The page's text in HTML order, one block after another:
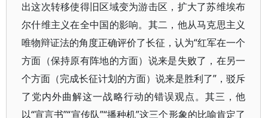
出这次转移使得旧区域变为游击区，扩大了苏维埃布
尔什维主义在全中国的影响。其二，他从马克思主义
唯物辩证法的角度正确评价了长征，认为“红军在一个
方面（保持原有阵地的方面）说来是失败了，在另一
个方面（完成长征计划的方面）说来是胜利了”，驳斥
了党内外曲解这一战略行动的错误观点。其三，他
以“宣言书”“宣传队”“播种机”这三个形象的比喻肯定了